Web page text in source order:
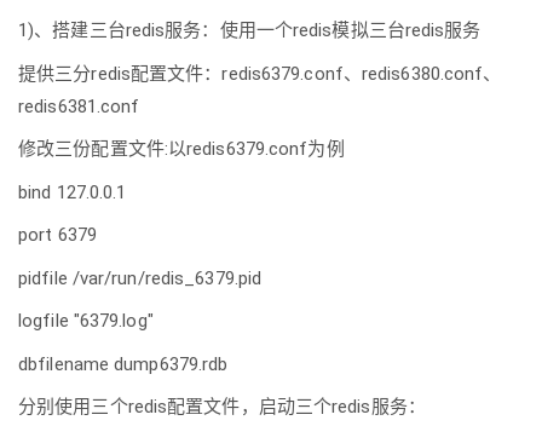
1)、搭建三台redis服务：使用一个redis模拟三台redis服务
提供三分redis配置文件：redis6379.conf、redis6380.conf、
redis6381.conf
修改三份配置文件:以redis6379.conf为例
bind 127.0.0.1
port 6379
pidfile /var/run/redis_6379.pid
logfile "6379.log"
dbfilename dump6379.rdb
分别使用三个redis配置文件，启动三个redis服务：